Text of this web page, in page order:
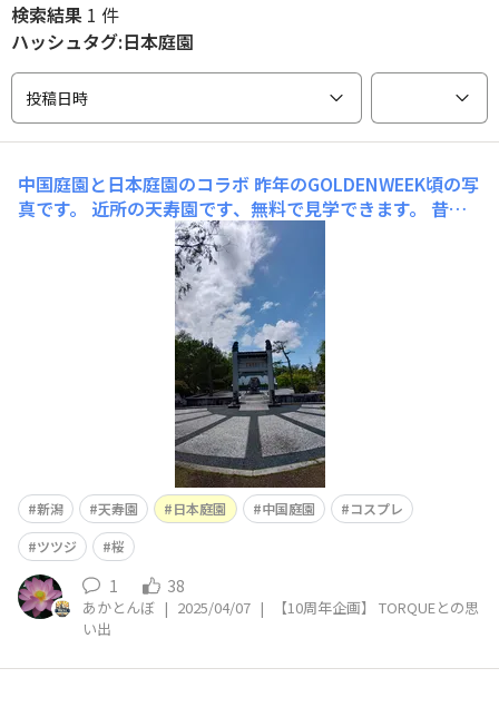
検索結果 1 件
ハッシュタグ:日本庭園
投稿日時
中国庭園と日本庭園のコラボ 昨年のGOLDENWEEK頃の写
真です。 近所の天寿園です、無料で見学できます。 昔は
娘っ子が幼い頃によく行ってました。 鯉のご飯をあげ
に。 近くの潟から水を池に入れているので、鯉以外に
も、メダカ、カメ、雷魚も見かけたことがあります。 新
新潟 天寿園 日本庭園 中国庭園
コスプレ
ツツジ
桜
1 38
あかとんぼ | 2025/04/07 |
【10周年企画】 TORQUEとの思
い出